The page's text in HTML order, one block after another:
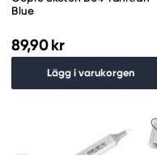
Blue
89,90 kr
Lägg i varukorgen